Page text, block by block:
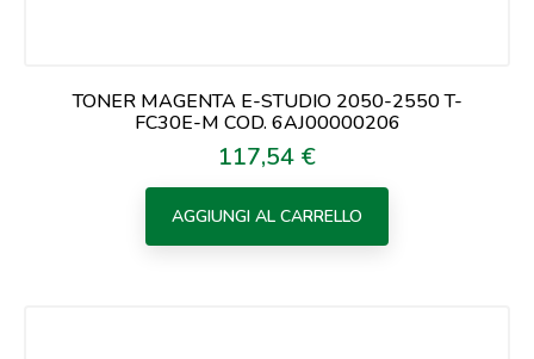
TONER MAGENTA E-STUDIO 2050-2550 T-
FC30E-M COD. 6AJ00000206
Prezzo
117,54 €
AGGIUNGI AL CARRELLO